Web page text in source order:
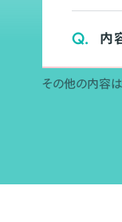
Q. 内
その他の内容は